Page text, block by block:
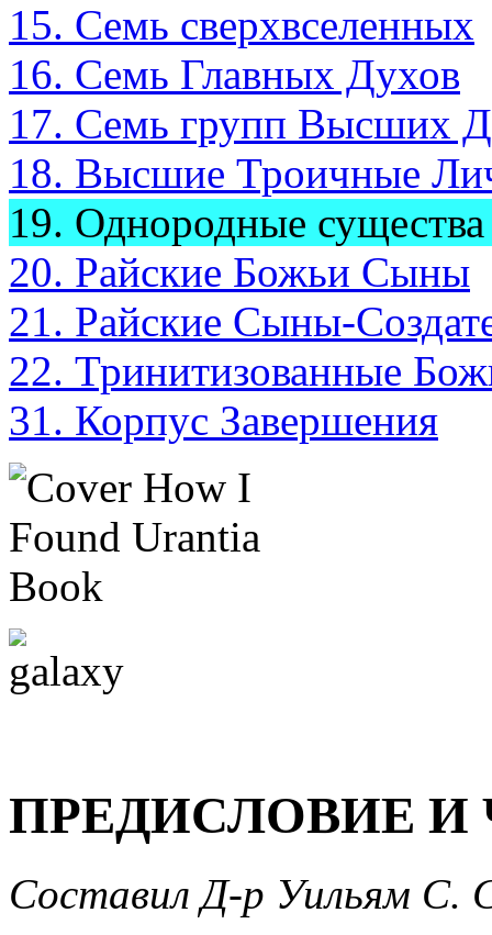
15. Семь сверхвселенных
16. Семь Главных Духов
17. Семь групп Высших
18. Высшие Троичные
19. Однородные
20. Райские Божьи Сыны
21. Райские Сыны-
22. Тринитизованные
31. Корпус Завершения
ПРЕДИСЛОВИЕ И
Составил Д-р Уильям С.